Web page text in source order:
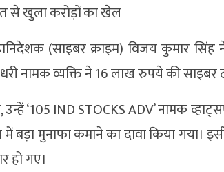
से खुला करोड़ों का खेल
(साइबर क्राइम) विजय कुमार सिंह
नामक व्यक्ति ने 16 लाख रुपये की साइबर
‘105 IND STOCKS ADV’ नामक
मुनाफा कमाने का दावा किया गया।
हो गए।